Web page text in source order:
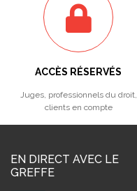
ACCÈS RÉSERVÉS
Juges, professionnels du droit,
clients en compte
EN DIRECT AVEC LE
GREFFE